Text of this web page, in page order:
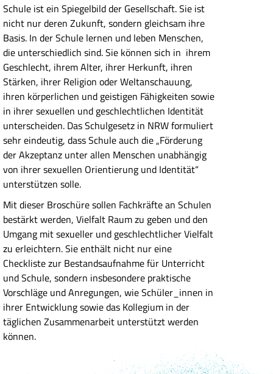
Schule ist ein Spiegelbild der Gesellschaft. Sie ist
nicht nur deren Zukunft, sondern gleichsam ihre
Basis. In der Schule lernen und leben Menschen,
die unterschiedlich sind. Sie können sich in ihrem
Geschlecht, ihrem Alter, ihrer Herkunft, ihren
Stärken, ihrer Religion oder Weltanschauung,
ihren körperlichen und geistigen Fähigkeiten sowie
in ihrer sexuellen und geschlechtlichen Identität
unterscheiden. Das Schulgesetz in NRW formuliert
sehr eindeutig, dass Schule auch die „Förderung
der Akzeptanz unter allen Menschen unabhängig
von ihrer sexuellen Orientierung und Identität“
unterstützen solle.
Mit dieser Broschüre sollen Fachkräfte an Schulen
bestärkt werden, Vielfalt Raum zu geben und den
Umgang mit sexueller und geschlechtlicher Vielfalt
zu erleichtern. Sie enthält nicht nur eine
Checkliste zur Bestandsaufnahme für Unterricht
und Schule, sondern insbesondere praktische
Vorschläge und Anregungen, wie Schüler_innen in
ihrer Entwicklung sowie das Kollegium in der
täglichen Zusammenarbeit unterstützt werden
können.